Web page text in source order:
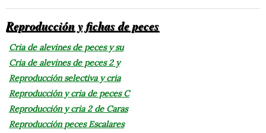
Reproducción y fichas de peces
Cria de alevines de peces y su
Cria de alevines de peces 2 y
Reproducción selectiva y cria
Reproducción y cria de peces C
Reproducción y cria 2 de Caras
Reproducción peces Escalares